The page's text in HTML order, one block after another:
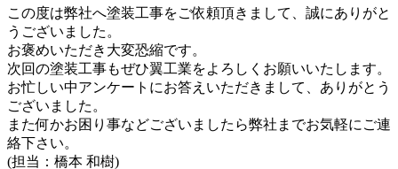
この度は弊社へ塗装工事をご依頼頂きまして、誠にありがと
うございました。
お褒めいただき大変恐縮です。
次回の塗装工事もぜひ翼工業をよろしくお願いいたします。
お忙しい中アンケートにお答えいただきまして、ありがとう
ございました。
また何かお困り事などございましたら弊社までお気軽にご連
絡下さい。
(担当：橋本 和樹)